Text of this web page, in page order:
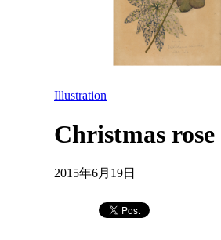
Illustration
Christmas rose
2015年6月19日